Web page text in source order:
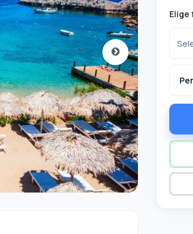
Elige